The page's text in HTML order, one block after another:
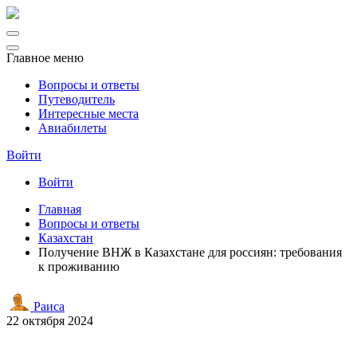
Главное меню
Вопросы и ответы
Путеводитель
Интересные места
Авиабилеты
Войти
Войти
Главная
Вопросы и ответы
Казахстан
Получение ВНЖ в Казахстане для россиян: требования
к проживанию
Раиса
22 октября 2024